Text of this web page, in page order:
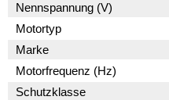
Nennspannung (V)
Motortyp
Marke
Motorfrequenz (Hz)
Schutzklasse